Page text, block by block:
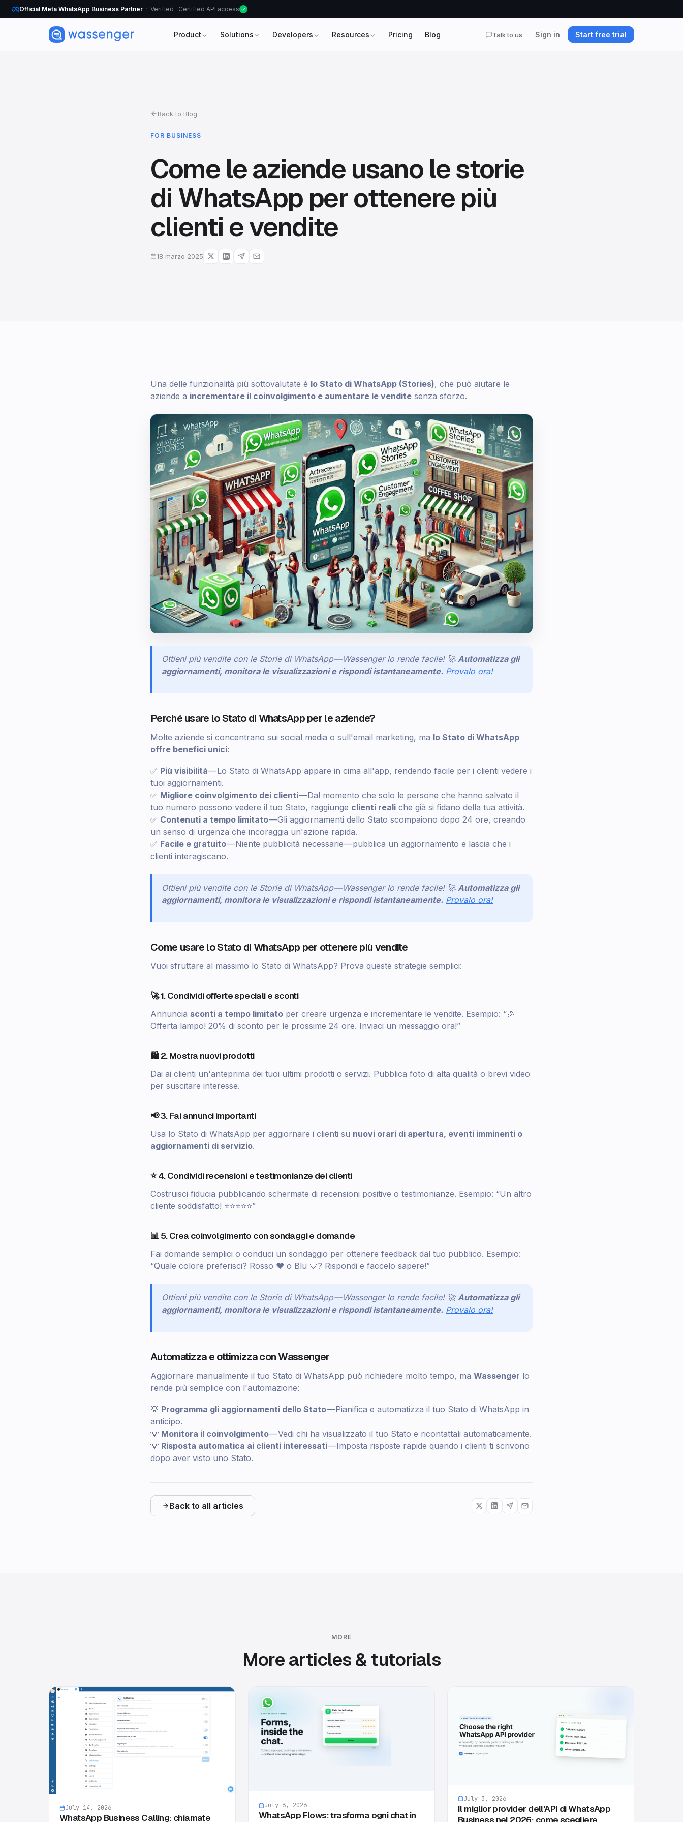
Official Meta WhatsApp Business Partner Verified · Certified API access
Product Solutions Developers Resources Pricing Blog Talk to us Sign in Start free trial
Back to Blog
FOR BUSINESS
Come le aziende usano le storie
di WhatsApp per ottenere più
clienti e vendite
18 marzo 2025
Una delle funzionalità più sottovalutate è lo Stato di WhatsApp (Stories), che può aiutare le
aziende a incrementare il coinvolgimento e aumentare le vendite senza sforzo.
Ottieni più vendite con le Storie di WhatsApp — Wassenger lo rende facile! 🚀 Automatizza gli
aggiornamenti, monitora le visualizzazioni e rispondi istantaneamente. Provalo ora!
Perché usare lo Stato di WhatsApp per le aziende?
Molte aziende si concentrano sui social media o sull'email marketing, ma lo Stato di WhatsApp
offre benefici unici:
✅ Più visibilità— Lo Stato di WhatsApp appare in cima all'app, rendendo facile per i clienti vedere i
tuoi aggiornamenti.
✅ Migliore coinvolgimento dei clienti— Dal momento che solo le persone che hanno salvato il
tuo numero possono vedere il tuo Stato, raggiunge clienti reali che già si fidano della tua attività.
✅ Contenuti a tempo limitato— Gli aggiornamenti dello Stato scompaiono dopo 24 ore, creando
un senso di urgenza che incoraggia un'azione rapida.
✅ Facile e gratuito— Niente pubblicità necessarie — pubblica un aggiornamento e lascia che i
clienti interagiscano.
Ottieni più vendite con le Storie di WhatsApp — Wassenger lo rende facile! 🚀 Automatizza gli
aggiornamenti, monitora le visualizzazioni e rispondi istantaneamente. Provalo ora!
Come usare lo Stato di WhatsApp per ottenere più vendite
Vuoi sfruttare al massimo lo Stato di WhatsApp? Prova queste strategie semplici:
🚀 1. Condividi offerte speciali e sconti
Annuncia sconti a tempo limitato per creare urgenza e incrementare le vendite. Esempio: “🎉
Offerta lampo! 20% di sconto per le prossime 24 ore. Inviaci un messaggio ora!”
🛍️ 2. Mostra nuovi prodotti
Dai ai clienti un'anteprima dei tuoi ultimi prodotti o servizi. Pubblica foto di alta qualità o brevi video
per suscitare interesse.
📢 3. Fai annunci importanti
Usa lo Stato di WhatsApp per aggiornare i clienti su nuovi orari di apertura, eventi imminenti o
aggiornamenti di servizio.
⭐ 4. Condividi recensioni e testimonianze dei clienti
Costruisci fiducia pubblicando schermate di recensioni positive o testimonianze. Esempio: “Un altro
cliente soddisfatto! ⭐⭐⭐⭐⭐”
📊 5. Crea coinvolgimento con sondaggi e domande
Fai domande semplici o conduci un sondaggio per ottenere feedback dal tuo pubblico. Esempio:
“Quale colore preferisci? Rosso ❤️ o Blu 💙? Rispondi e faccelo sapere!”
Ottieni più vendite con le Storie di WhatsApp — Wassenger lo rende facile! 🚀 Automatizza gli
aggiornamenti, monitora le visualizzazioni e rispondi istantaneamente. Provalo ora!
Automatizza e ottimizza con Wassenger
Aggiornare manualmente il tuo Stato di WhatsApp può richiedere molto tempo, ma Wassenger lo
rende più semplice con l'automazione:
💡 Programma gli aggiornamenti dello Stato— Pianifica e automatizza il tuo Stato di WhatsApp in
anticipo.
💡 Monitora il coinvolgimento— Vedi chi ha visualizzato il tuo Stato e ricontattali automaticamente.
💡 Risposta automatica ai clienti interessati— Imposta risposte rapide quando i clienti ti scrivono
dopo aver visto uno Stato.
Back to all articles
MORE
More articles & tutorials
July 14, 2026
WhatsApp Business Calling: chiamate
July 6, 2026
WhatsApp Flows: trasforma ogni chat in
July 3, 2026
Il miglior provider dell'API di WhatsApp
Business nel 2026: come scegliere